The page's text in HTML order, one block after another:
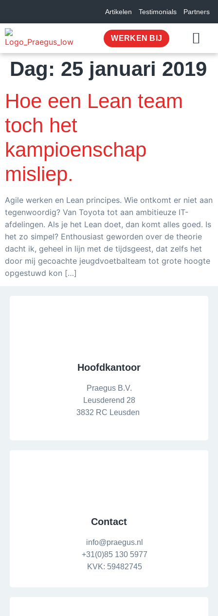
Artikelen Testimonials Partners
WERKEN BIJ
Dag: 25 januari 2019
Hoe een Lean team
toch het
kampioenschap
misliep.
Agile werken en Lean principes. Wie ontkomt er niet aan
tegenwoordig? Van Toyota tot aan ambitieuze IT-
afdelingen. Als je het Lean doet, dan komt alles goed. Is
het zo simpel? Enthousiast geworden over de theorie
dacht ik, geheel in lijn met de tijdsgeest, dat zelfs het
door mij gecoachte jeugdvoetbalteam tot grote hoogte
opgestuwd kon […]
Hoofdkantoor
Praegus B.V.
Leusderend 28
3832 RC Leusden
Contact
info@praegus.nl
+31(0)85 130 5977
KVK: 59482745